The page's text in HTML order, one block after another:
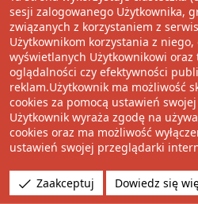
Nowe wpisy
Ostatnie aktywności
Polecamy
Wolnościowe cytaty
Udostępnij
Facebook
TwitterRedditPinterest
Tumblr
sesji zalogowanego Użytkownika,
związanych z korzystaniem z
Użytkownikom korzystania z
wyświetlanych Użytkownikowi
oglądalności czy efektywności
reklam.Użytkownik ma możliwość
cookies za pomocą ustawień
Użytkownik wyraża zgodę na
cookies oraz ma możliwość
ustawień swojej przeglądarki
Zaakceptuj Dowiedz się